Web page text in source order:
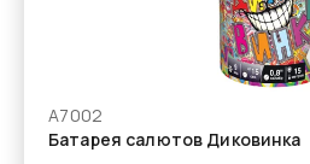
А7002
Батарея салютов Диковинка